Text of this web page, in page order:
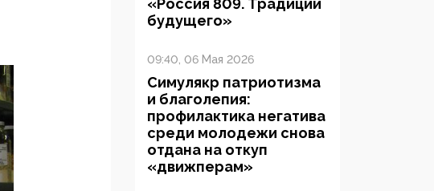
«Россия 809. Традиции
будущего»
09:40, 06 Мая 2026
Симулякр патриотизма
и благолепия:
профилактика негатива
среди молодежи снова
отдана на откуп
«движперам»